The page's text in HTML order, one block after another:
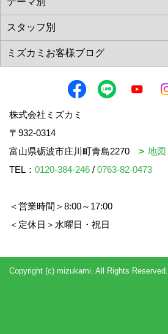
株式会社ミズカミ
〒932-0314
富山県砺波市庄川町青島2270
地図
TEL： 0120-384-246 / 0763-82-0473
＜営業時間＞8:00～17:00
＜定休日＞水曜日・祝日
Copyright (c) mizukami. All Rights Reserved.